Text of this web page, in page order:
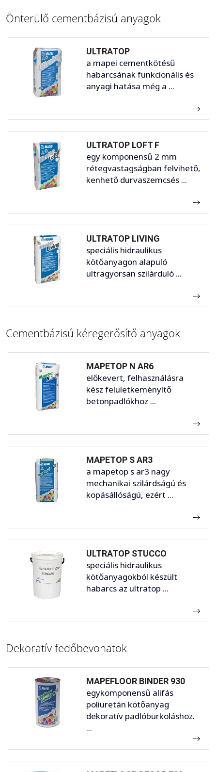
Önterülő cementbázisú anyagok
ULTRATOP
a mapei cementkötésű
habarcsának funkcionális és
anyagi hatása még a ...
ULTRATOP LOFT F
egy komponensű 2 mm
rétegvastagságban felvihető,
kenhető durvaszemcsés ...
ULTRATOP LIVING
speciális hidraulikus
kötőanyagon alapuló
ultragyorsan szilárduló ...
Cementbázisú kéregerősítő anyagok
MAPETOP N AR6
előkevert, felhasználásra
kész felületkeményítő
betonpadlókhoz ...
MAPETOP S AR3
a mapetop s ar3 nagy
mechanikai szilárdságú és
kopásállóságú, ezért ...
ULTRATOP STUCCO
speciális hidraulikus
kötőanyagokból készült
habarcs az ultratop ...
Dekoratív fedőbevonatok
MAPEFLOOR BINDER 930
egykomponensű alifás
poliuretán kötőanyag
dekoratív padlóburkoláshoz.
...